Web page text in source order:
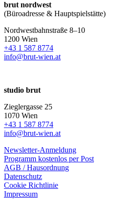
brut nordwest
(Büroadresse & Hauptspielstätte)
Nordwestbahnstraße 8–10
1200 Wien
+43 1 587 8774
info@brut-wien.at
studio brut
Zieglergasse 25
1070 Wien
+43 1 587 8774
info@brut-wien.at
Newsletter-Anmeldung
Programm kostenlos per Post
AGB / Hausordnung
Datenschutz
Cookie Richtlinie
Impressum